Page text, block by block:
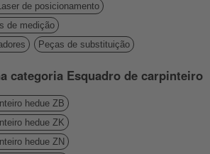
de posicionamento
de medição
Peças de substituição
categoria Esquadro de carpinteiro
hedue ZB
hedue ZK
hedue ZN